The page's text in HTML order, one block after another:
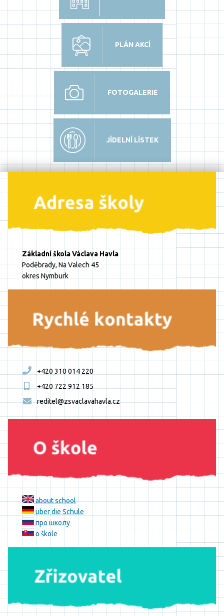
PLÁN AKCÍ
FOTOGALERIE
JÍDELNÍ LÍSTEK
Základní škola Václava Havla
Poděbrady, Na Valech 45
okres Nymburk
+420 310 014 220
+420 722 912 185
reditel@zsvaclavahavla.cz
about school
über die Schule
про школу
o škole